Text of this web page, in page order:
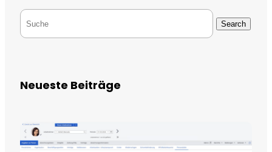
Search
Neueste Beiträge